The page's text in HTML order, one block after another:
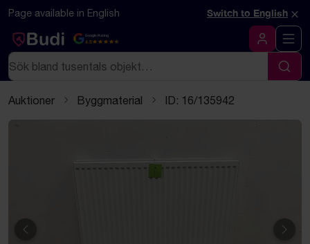
Hoppa till innehåll
Textbaserad (markdown) version av denna sida
Page available in English Switch to English ×
Google Rating
4.5
Logga in
Sök
Sök
Auktioner Byggmaterial ID: 16/135942
Föregående